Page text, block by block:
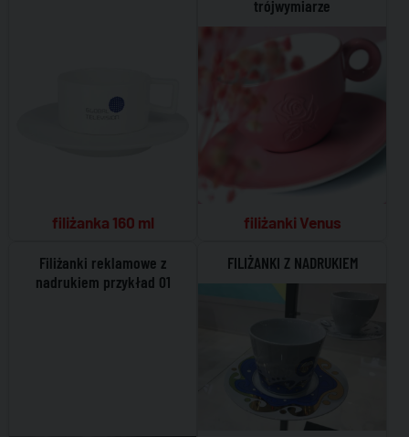
filiżanka 160 ml
trójwymiarze
filiżanki Venus
Filiżanki reklamowe z
nadrukiem przykład 01
FILIŻANKI Z NADRUKIEM